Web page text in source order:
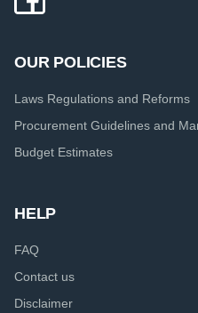
OUR POLICIES
Laws Regulations and Reforms
Procurement Guidelines and
Budget Estimates
HELP
FAQ
Contact us
Disclaimer